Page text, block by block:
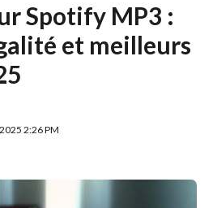
Spotify MP3 :
et meilleurs
2:26 PM